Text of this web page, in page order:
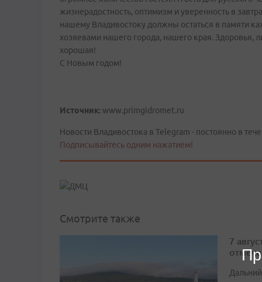
жизнерадостность, оптимизм и уверенность в
нашему Владивостоку должны остаться в памяти
хозяевами нашего города, нашего края. Здоровья,
хорошая!
С Новым годом!
Источник:www.primgidromet.ru
Новости Владивостока в Telegram - постоянно в
Подписывайтесь одним нажатием!
Смотрите также
7